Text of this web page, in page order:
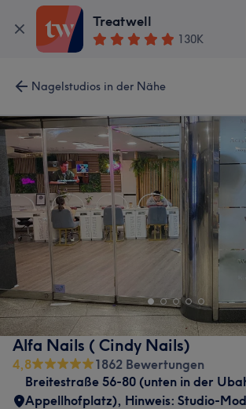
Treatwell
130K
Nagelstudios in der Nähe
Alfa Nails ( Cindy Nails)
4,8
1862 Bewertungen
Breitestraße 56-80 (unten in der
Appellhofplatz), Hinweis: Studio-